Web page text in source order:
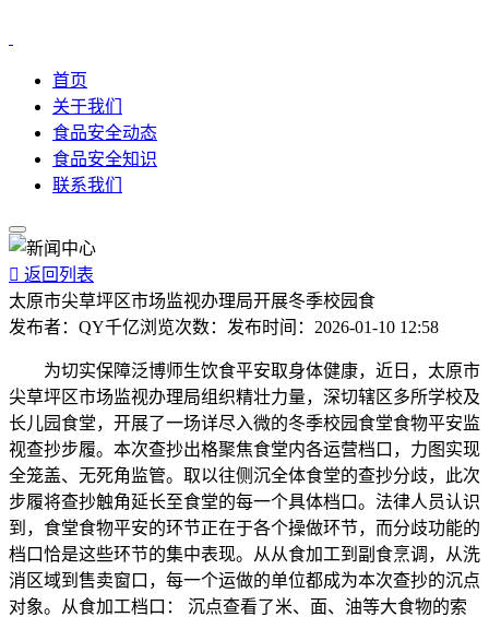
首页
关于我们
食品安全动态
食品安全知识
联系我们
 返回列表
太原市尖草坪区市场监视办理局开展冬季校园食
发布者： QY千亿浏览次数： 发布时间： 2026-01-10 12:58
为切实保障泛博师生饮食平安取身体健康，近日，太原市
尖草坪区市场监视办理局组织精壮力量，深切辖区多所学校及
长儿园食堂，开展了一场详尽入微的冬季校园食堂食物平安监
视查抄步履。本次查抄出格聚焦食堂内各运营档口，力图实现
全笼盖、无死角监管。取以往侧沉全体食堂的查抄分歧，此次
步履将查抄触角延长至食堂的每一个具体档口。法律人员认识
到，食堂食物平安的环节正在于各个操做环节，而分歧功能的
档口恰是这些环节的集中表现。从从食加工到副食烹调，从洗
消区域到售卖窗口，每一个运做的单位都成为本次查抄的沉点
对象。从食加工档口： 沉点查看了米、面、油等大食物的索